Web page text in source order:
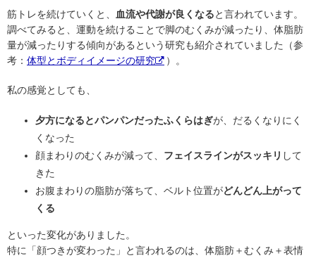
筋トレを続けていくと、 血流や代謝が良くなると言われています。
調べてみると、運動を続けることで脚のむくみが減ったり、体脂肪
量が減ったりする傾向があるという研究も紹介されていました（参
考： 体型とボディイメージの研究 ）。
私の感覚としても、
夕方になるとパンパンだったふくらはぎが、だるくなりにく
くなった
顔まわりのむくみが減って、 フェイスラインがスッキリ して
きた
お腹まわりの脂肪が落ちて、ベルト位置がどんどん上がって
くる
といった変化がありました。
特に「顔つきが変わった」と言われるのは、体脂肪＋むくみ＋表情